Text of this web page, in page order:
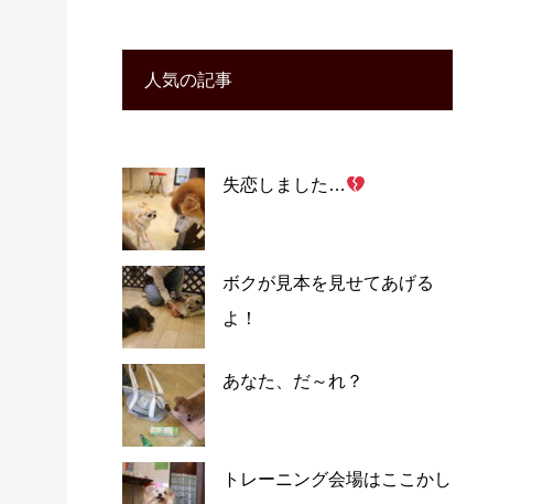
人気の記事
失恋しました…
ボクが見本を見せてあげる
よ！
あなた、だ～れ？
トレーニング会場はここかし